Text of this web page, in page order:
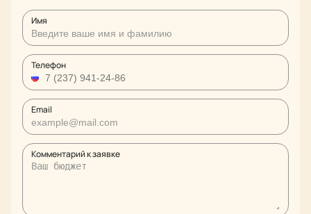
Имя
Телефон
Email
Комментарий к заявке